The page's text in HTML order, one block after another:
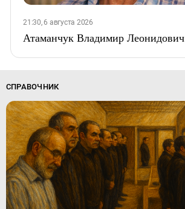
21:30, 6 августа 2026
Атаманчук Владимир Леонидович
СПРАВОЧНИК